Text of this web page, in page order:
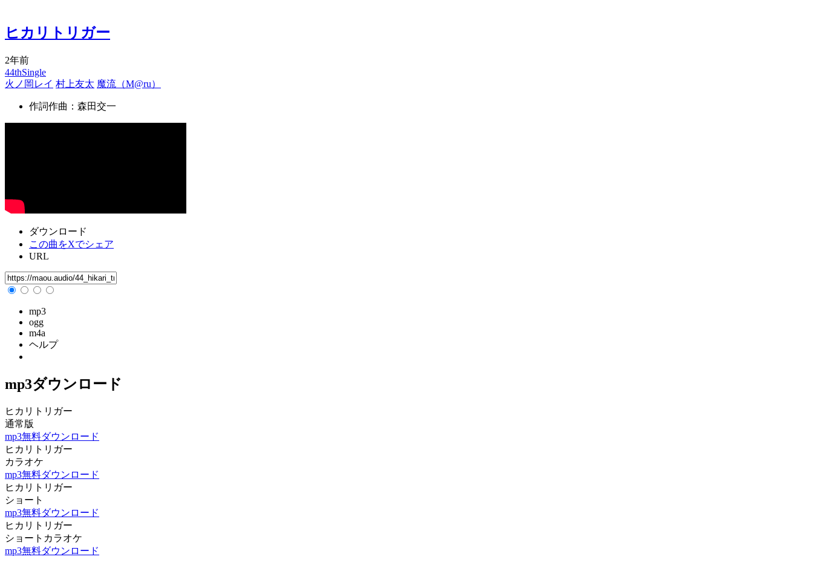
ヒカリトリガー
2年前
44thSingle
火ノ岡レイ 村上友太 魔流（M@ru）
作詞作曲：森田交一
ダウンロード
この曲をXでシェア
URL
mp3
ogg
m4a
ヘルプ
mp3ダウンロード
ヒカリトリガー
通常版
mp3無料ダウンロード
ヒカリトリガー
カラオケ
mp3無料ダウンロード
ヒカリトリガー
ショート
mp3無料ダウンロード
ヒカリトリガー
ショートカラオケ
mp3無料ダウンロード